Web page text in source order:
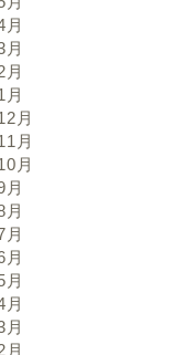
月
月
月
月
月
月
月
月
月
月
月
月
月
月
月